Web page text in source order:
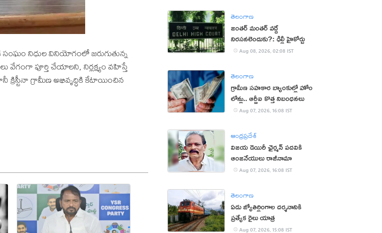
నిధుల వినియోగంలో జరుగుతున్న
వేగంగా పూర్తి చేయాలని, నిర్లక్ష్యం వహిస్తే
క్రిస్టీనా గ్రామీణ అభివృద్ధికి కేటాయించిన
తెలంగాణ
జంతర్ మంతర్ వద్దే
నిరసనలెందుకు?: ఢిల్లీ హైకోర్టు
Aug 08, 2026, 02:08 IST
తెలంగాణ
గ్రామీణ సహకార బ్యాంకుల్లో హోం
లోన్లు.. ఆర్బీఐ కొత్త నిబంధనలు
Aug 07, 2026, 16:08 IST
ఆంధ్రప్రదేశ్
విజయ డెయిరీ ఛైర్మన్ పదవికి
ఆంజనేయులు రాజీనామా
Aug 07, 2026, 16:08 IST
తెలంగాణ
ఏడు జ్యోతిర్లింగాల దర్శనానికి
ప్రత్యేక రైలు యాత్ర
Aug 07, 2026, 15:08 IST